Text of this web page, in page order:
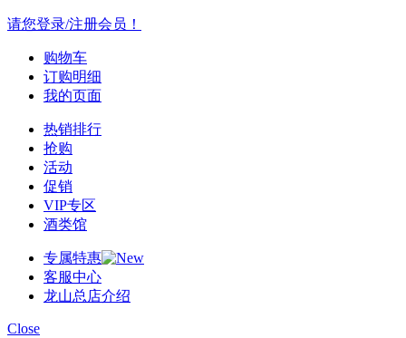
请您登录/注册会员！
购物车
订购明细
我的页面
热销排行
抢购
活动
促销
VIP专区
酒类馆
专属特惠
客服中心
龙山总店介绍
Close